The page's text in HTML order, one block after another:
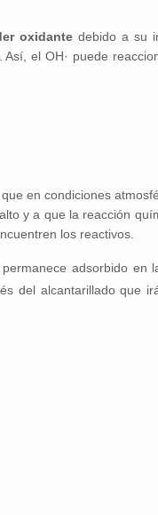
oxidantedebido a su
el OH· puede
en condiciones
y a que la reacción
los reactivos.
adsorbido en
del alcantarillado que